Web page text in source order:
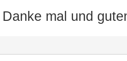
Danke mal und